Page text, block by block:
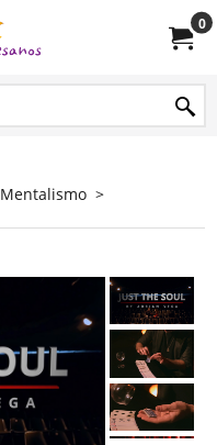
0
Mentalismo >